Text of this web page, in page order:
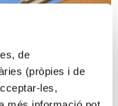
de
(pròpies i de
les,